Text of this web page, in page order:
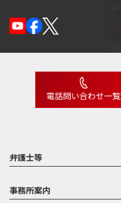
電話問い合わせ一覧
弁護士等
事務所案内